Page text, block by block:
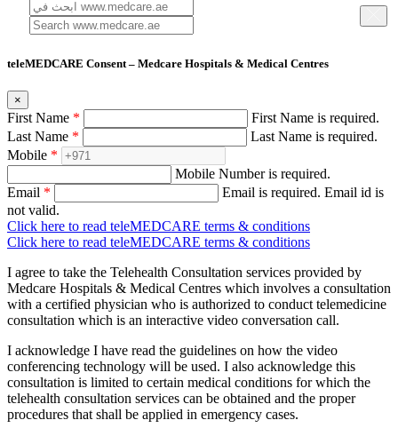
teleMEDCARE Consent – Medcare Hospitals & Medical Centres
×
First Name *
First Name is required.
Last Name *
Last Name is required.
Mobile *
Mobile Number is required.
Email * Email is required. Email id is
not valid.
Click here to read teleMEDCARE terms & conditions
Click here to read teleMEDCARE terms & conditions
I agree to take the Telehealth Consultation services provided by
Medcare Hospitals & Medical Centres which involves a consultation
with a certified physician who is authorized to conduct telemedicine
consultation which is an interactive video conversation call.
I acknowledge I have read the guidelines on how the video
conferencing technology will be used. I also acknowledge this
consultation is limited to certain medical conditions for which the
telehealth consultation services can be obtained and the proper
procedures that shall be applied in emergency cases.